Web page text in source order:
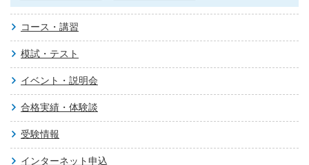
コース・講習
模試・テスト
イベント・説明会
合格実績・体験談
受験情報
インターネット申込